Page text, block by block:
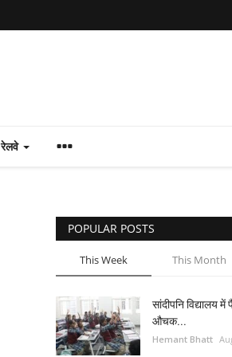
रेलवे
POPULAR POSTS
This Week This Month
सांदीपनि
औचक...
Hemant Bhatt